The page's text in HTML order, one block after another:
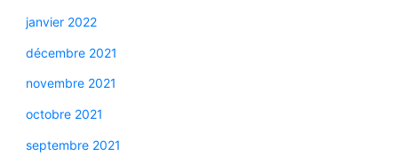
janvier 2022
décembre 2021
novembre 2021
octobre 2021
septembre 2021